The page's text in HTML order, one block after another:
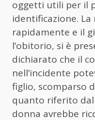
oggetti utili per il
identificazione.
rapidamente e il
l’obitorio, si è
dichiarato che il
nell’incidente
figlio, scomparso
quanto riferito
donna avrebbe